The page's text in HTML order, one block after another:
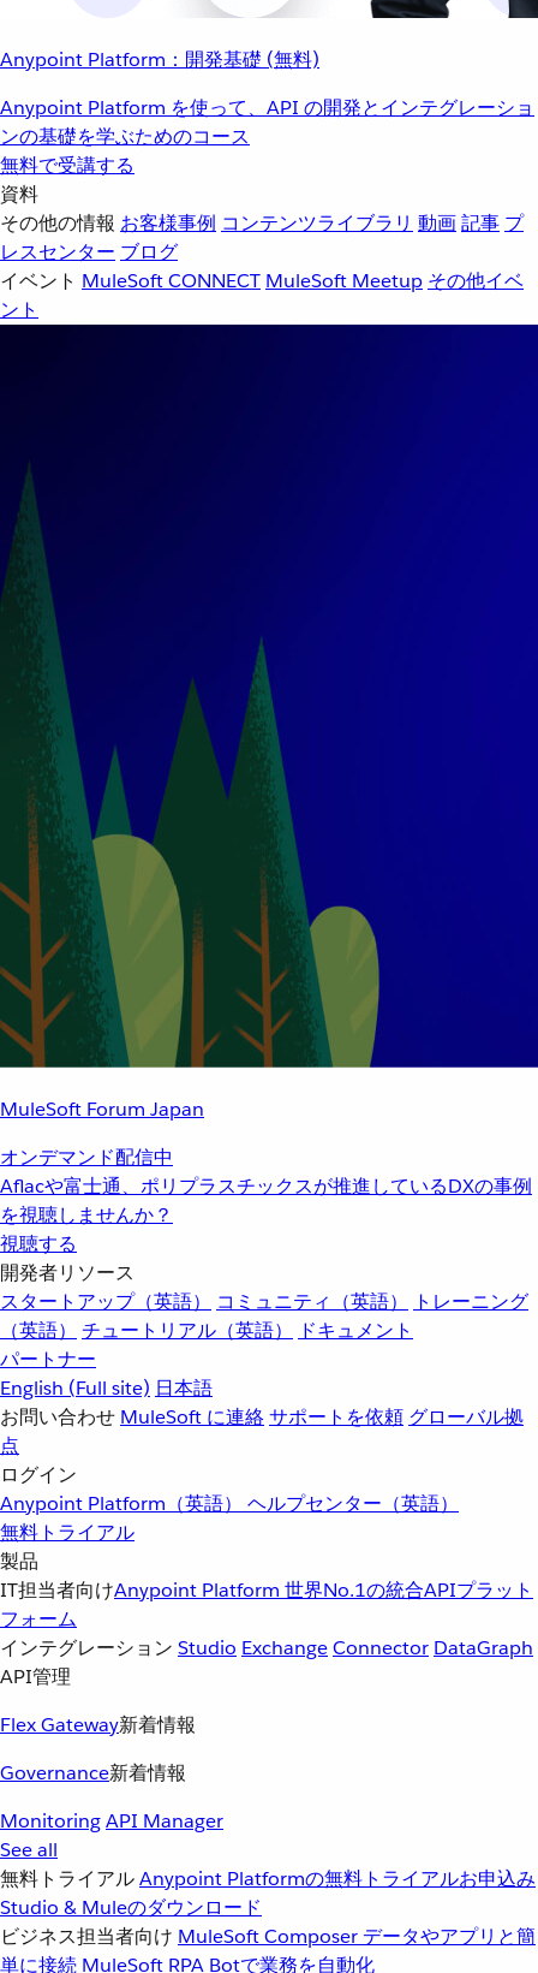
Anypoint Platform：開発基礎 (無料)
Anypoint Platform を使って、API の開発とインテグレーショ
ンの基礎を学ぶためのコース
無料で受講する
資料
その他の情報 お客様事例 コンテンツライブラリ 動画記事 プ
レスセンター ブログ
イベント MuleSoft CONNECT MuleSoft Meetup その他イベ
ント
MuleSoft Forum Japan
オンデマンド配信中
Aflacや富士通、ポリプラスチックスが推進しているDXの事例
を視聴しませんか？
視聴する
開発者リソース
スタートアップ（英語）
コミュニティ（英語）
トレーニング
（英語）
チュートリアル（英語）
ドキュメント
パートナー
English (Full site) 日本語
お問い合わせ MuleSoft に連絡サポートを依頼 グローバル拠
点
ログイン
Anypoint Platform（英語） ヘルプセンター（英語）
無料トライアル
製品
IT担当者向けAnypoint Platform 世界No.1の統合APIプラット
フォーム
インテグレーション Studio ExchangeConnector DataGraph
API管理
Flex Gateway新着情報
Governance新着情報
MonitoringAPI Manager
See all
無料トライアルAnypoint Platformの無料トライアルお申込み
Studio & Muleのダウンロード
ビジネス担当者向け MuleSoft Composer データやアプリと簡
単に接続 MuleSoft RPA Botで業務を自動化